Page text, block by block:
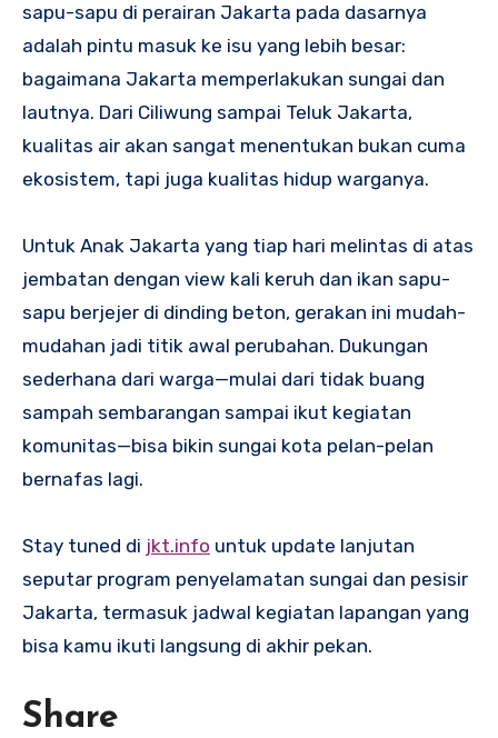
sapu-sapu di perairan Jakarta pada dasarnya
adalah pintu masuk ke isu yang lebih besar:
bagaimana Jakarta memperlakukan sungai dan
lautnya. Dari Ciliwung sampai Teluk Jakarta,
kualitas air akan sangat menentukan bukan cuma
ekosistem, tapi juga kualitas hidup warganya.
Untuk Anak Jakarta yang tiap hari melintas di atas
jembatan dengan view kali keruh dan ikan sapu-
sapu berjejer di dinding beton, gerakan ini mudah-
mudahan jadi titik awal perubahan. Dukungan
sederhana dari warga—mulai dari tidak buang
sampah sembarangan sampai ikut kegiatan
komunitas—bisa bikin sungai kota pelan-pelan
bernafas lagi.
Stay tuned di jkt.info untuk update lanjutan
seputar program penyelamatan sungai dan pesisir
Jakarta, termasuk jadwal kegiatan lapangan yang
bisa kamu ikuti langsung di akhir pekan.
Share